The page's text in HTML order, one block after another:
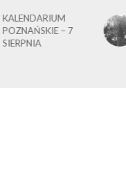
KALENDARIUM
POZNAŃSKIE – 5
SIERPNIA